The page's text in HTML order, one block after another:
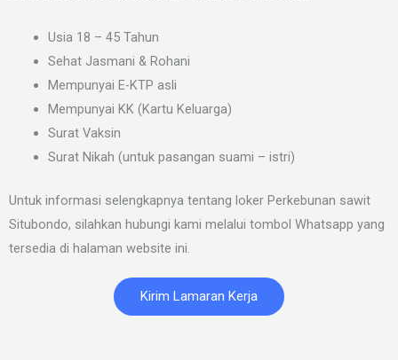
Usia 18 – 45 Tahun
Sehat Jasmani & Rohani
Mempunyai E-KTP asli
Mempunyai KK (Kartu Keluarga)
Surat Vaksin
Surat Nikah (untuk pasangan suami – istri)
Untuk informasi selengkapnya tentang loker Perkebunan sawit
Situbondo, silahkan hubungi kami melalui tombol Whatsapp yang
tersedia di halaman website ini.
Kirim Lamaran Kerja